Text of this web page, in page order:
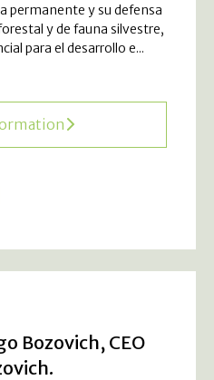
permanente y su defensa
y de fauna silvestre,
para el desarrollo e...
Bozovich, CEO